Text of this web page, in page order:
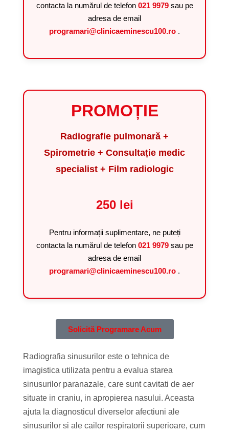
contacta la numărul de telefon 021 9979 sau pe
adresa de email
programari@clinicaeminescu100.ro .
PROMOȚIE
Radiografie pulmonară +
Spirometrie + Consultație medic
specialist + Film radiologic
250 lei
Pentru informații suplimentare, ne puteți
contacta la numărul de telefon 021 9979 sau pe
adresa de email
programari@clinicaeminescu100.ro .
Solicită Programare Acum
Radiografia sinusurilor este o tehnica de
imagistica utilizata pentru a evalua starea
sinusurilor paranazale, care sunt cavitati de aer
situate in craniu, in apropierea nasului. Aceasta
ajuta la diagnosticul diverselor afectiuni ale
sinusurilor si ale cailor respiratorii superioare, cum